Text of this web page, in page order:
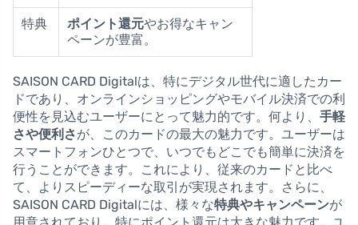
特典 ポイント還元やお得なキャン
ペーンが豊富。
SAISON CARD Digitalは、特にデジタル世代に適したカー
ドであり、オンラインショッピングやモバイル決済での利
便性を見込むユーザーにとって魅力的です。何より、 手軽
さや便利さが、このカードの最大の魅力です。ユーザーは
スマートフォンひとつで、いつでもどこでも簡単に決済を
行うことができます。これにより、従来のカードと比べ
て、よりスピーディーな取引が実現されます。さらに、
SAISON CARD Digitalには、様々な特典やキャンペーンが